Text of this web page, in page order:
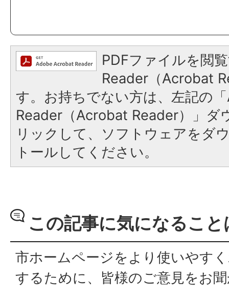
PDFファイルを閲
Reader（Acrobat
す。お持ちでない方は、左記の
Reader（Acrobat Reader）」ダ
リックして、ソフトウェアをダ
トールしてください。
この記事に気になるこ
市ホームページをより使いやす
するために、皆様のご意見をお